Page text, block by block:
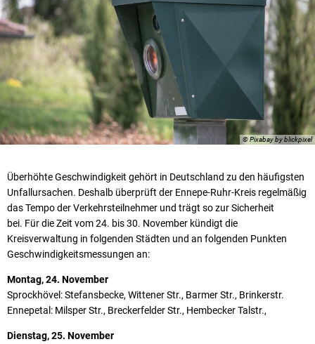
© Pixabay by blickpixel
Überhöhte Geschwindigkeit gehört in Deutschland zu den häufigsten
Unfallursachen. Deshalb überprüft der Ennepe-Ruhr-Kreis regelmäßig
das Tempo der Verkehrsteilnehmer und trägt so zur Sicherheit
bei. Für die Zeit vom 24. bis 30. November kündigt die
Kreisverwaltung in folgenden Städten und an folgenden Punkten
Geschwindigkeitsmessungen an:
Montag, 24. November
Sprockhövel: Stefansbecke, Wittener Str., Barmer Str., Brinkerstr.
Ennepetal: Milsper Str., Breckerfelder Str., Hembecker Talstr.,
Dienstag, 25. November